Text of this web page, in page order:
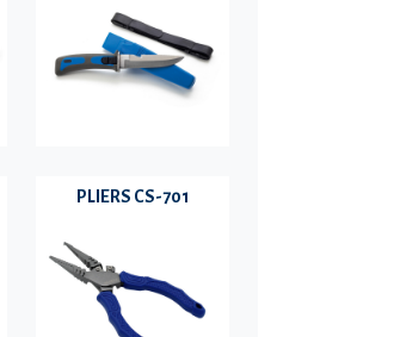
PLIERS CS-701